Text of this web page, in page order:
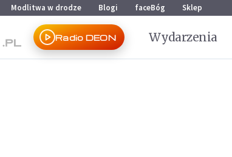
Modlitwa w drodze Blogi faceBóg Sklep
Radio DEON Wydarzenia